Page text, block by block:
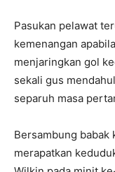
Pasukan pelawat
kemenangan
menjaringkan gol
sekali gus
separuh masa
Bersambung babak
merapatkan